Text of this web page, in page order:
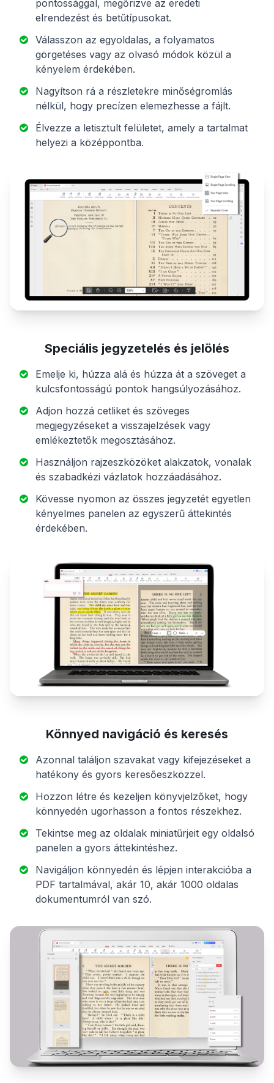
pontossággal, megőrizve az eredeti
elrendezést és betűtípusokat.
Válasszon az egyoldalas, a folyamatos
görgetéses vagy az olvasó módok közül a
kényelem érdekében.
Nagyítson rá a részletekre minőségromlás
nélkül, hogy precízen elemezhesse a fájlt.
Élvezze a letisztult felületet, amely a tartalmat
helyezi a középpontba.
Speciális jegyzetelés és jelölés
Emelje ki, húzza alá és húzza át a szöveget a
kulcsfontosságú pontok hangsúlyozásához.
Adjon hozzá cetliket és szöveges
megjegyzéseket a visszajelzések vagy
emlékeztetők megosztásához.
Használjon rajzeszközöket alakzatok, vonalak
és szabadkézi vázlatok hozzáadásához.
Kövesse nyomon az összes jegyzetét egyetlen
kényelmes panelen az egyszerű áttekintés
érdekében.
Könnyed navigáció és keresés
Azonnal találjon szavakat vagy kifejezéseket a
hatékony és gyors keresőeszközzel.
Hozzon létre és kezeljen könyvjelzőket, hogy
könnyedén ugorhasson a fontos részekhez.
Tekintse meg az oldalak miniatűrjeit egy oldalsó
panelen a gyors áttekintéshez.
Navigáljon könnyedén és lépjen interakcióba a
PDF tartalmával, akár 10, akár 1000 oldalas
dokumentumról van szó.